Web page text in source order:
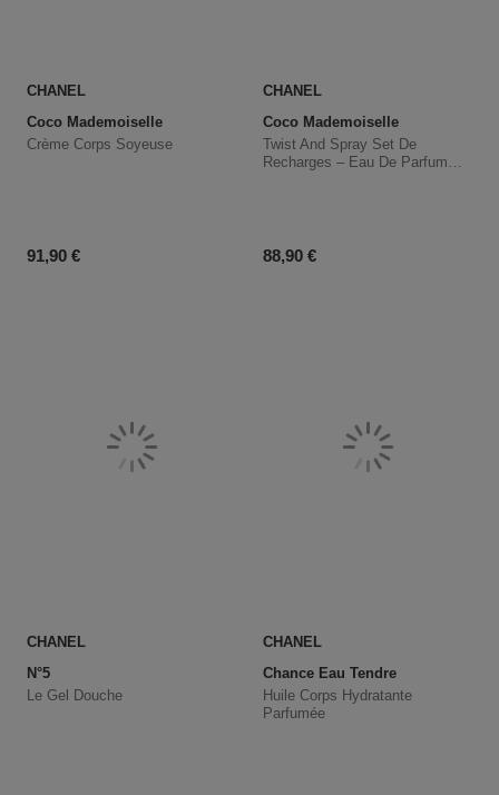
CHANEL
Coco Mademoiselle
Crème Corps Soyeuse
Prix du produit
91,90 €
CHANEL
Coco Mademoiselle
Twist And Spray Set De
Recharges – Eau De Parfum
Prix du produit
88,90 €
CHANEL
N°5
Le Gel Douche
CHANEL
Chance Eau Tendre
Huile Corps Hydratante
Parfumée